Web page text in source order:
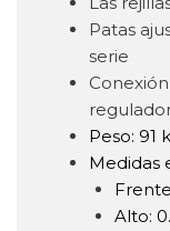
Patas
serie
Peso: 91
Medidas
Alto: